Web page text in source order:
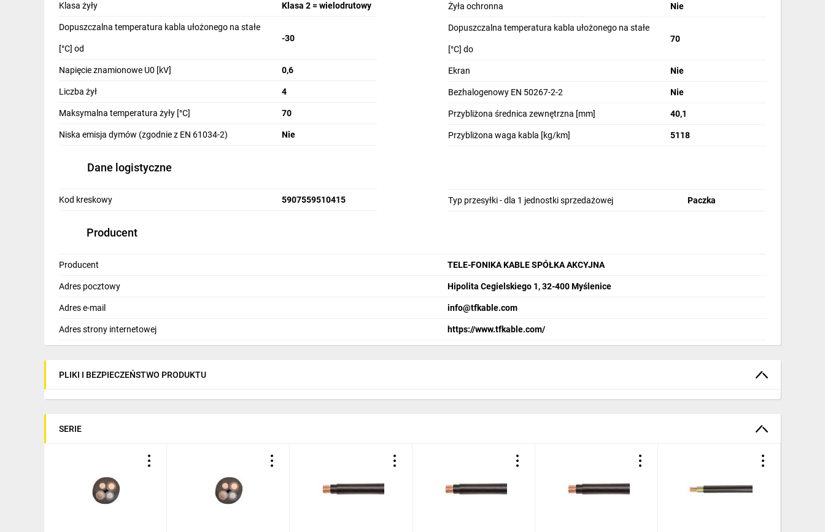
Elektronika
Smart home
Wentylacja i rekuperacja
Klasa żyły Klasa 2 = wielodrutowy
Dopuszczalna temperatura kabla ułożonego na stałe
[°C] od
-30
Napięcie znamionowe U0 [kV] 0,6
Liczba żył 4
Maksymalna temperatura żyły [°C] 70
Niska emisja dymów (zgodnie z EN 61034-2) Nie
Żyła ochronna Nie
Dopuszczalna temperatura kabla ułożonego na stałe
[°C] do
70
Ekran Nie
Bezhalogenowy EN 50267-2-2 Nie
Przybliżona średnica zewnętrzna [mm] 40,1
Przybliżona waga kabla [kg/km] 5118
Dane logistyczne
Kod kreskowy 5907559510415 Typ przesyłki - dla 1 jednostki sprzedażowej Paczka
Producent
Producent TELE-FONIKA KABLE SPÓŁKA AKCYJNA
Adres pocztowy Hipolita Cegielskiego 1, 32-400 Myślenice
Adres e-mail info@tfkable.com
Adres strony internetowej https://www.tfkable.com/
PLIKI I BEZPIECZEŃSTWO PRODUKTU
SERIE